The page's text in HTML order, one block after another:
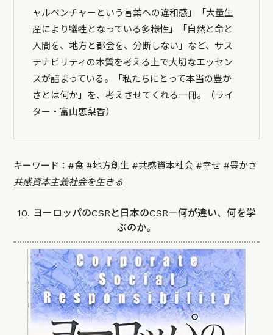
ャルベンチャーという言葉への違和感」「大量生
産により犠牲となっている多様性」「自然と命と
人間を、地方と都会を、分断しない」など、サス
テナビリティの本質を考える上で大切なエッセン
スが詰まっている。「私たちにとって本当の豊か
さとは何か」を、考えさせてくれる一冊。（ライ
ター・富山恵梨香）
キーワード：#食 #地方創生 #共感資本社会 #幸せ #豊かさ
共感資本主義社会を生きる
10. ヨーロッパのCSRと日本のCSR―何が違い、何を学
ぶのか。